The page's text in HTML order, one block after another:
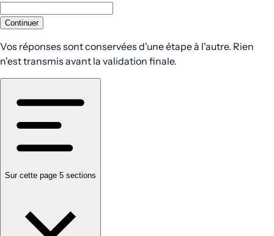
Continuer
Vos réponses sont conservées d'une étape à l'autre. Rien
n'est transmis avant la validation finale.
Sur cette page 5 sections